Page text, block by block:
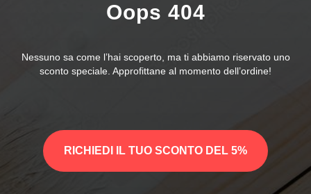
Oops 404
Nessuno sa come l’hai scoperto, ma ti abbiamo riservato uno
sconto speciale. Approfittane al momento dell’ordine!
RICHIEDI IL TUO SCONTO DEL 5%